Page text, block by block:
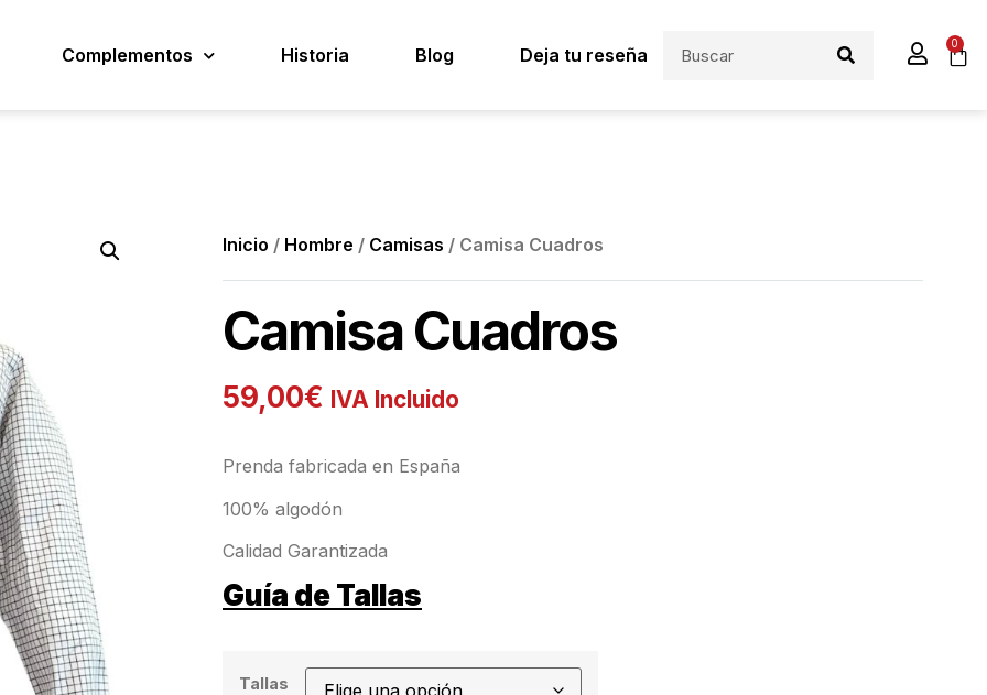
Complementos Historia Blog Deja tu reseña
0
Inicio / Hombre / Camisas / Camisa Cuadros
Camisa Cuadros
59,00€ IVA Incluido
Prenda fabricada en España
100% algodón
Calidad Garantizada
Guía de Tallas
Tallas